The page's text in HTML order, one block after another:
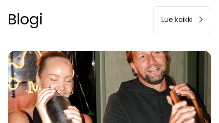
Blogi Lue kaikki